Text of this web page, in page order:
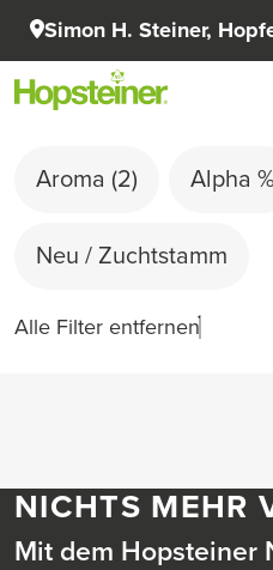
Simon H. Steiner,
Aroma (2) Alpha %
Neu / Zuchtstamm
Alle Filter entfernen
NICHTS MEHR
Mit dem Hopsteiner